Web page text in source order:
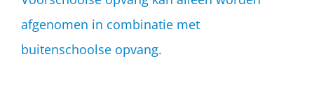
afgenomen in combinatie met
buitenschoolse opvang.